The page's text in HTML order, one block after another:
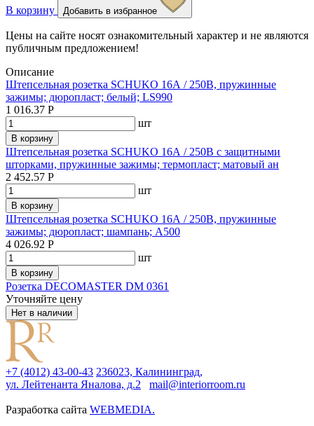
В корзину Добавить в избранное
Цены на сайте носят ознакомительный характер и не являются
публичным предложением!
Описание
Штепсельная розетка SCHUKO 16А / 250В, пружинные
зажимы; дюропласт; белый; LS990
1 016.37 Р
шт
В корзину
Штепсельная розетка SCHUKO 16А / 250В с защитными
шторками, пружинные зажимы; термопласт; матовый ан
2 452.57 Р
шт
В корзину
Штепсельная розетка SCHUKO 16А / 250В, пружинные
зажимы; дюропласт; шампань; A500
4 026.92 Р
шт
В корзину
Розетка DECOMASTER DM 0361
Уточняйте цену
Нет в наличии
+7 (4012) 43-00-43 236023, Калининград,
ул. Лейтенанта Яналова, д.2
mail@interiorroom.ru
Разработка сайта WEBMEDIA.